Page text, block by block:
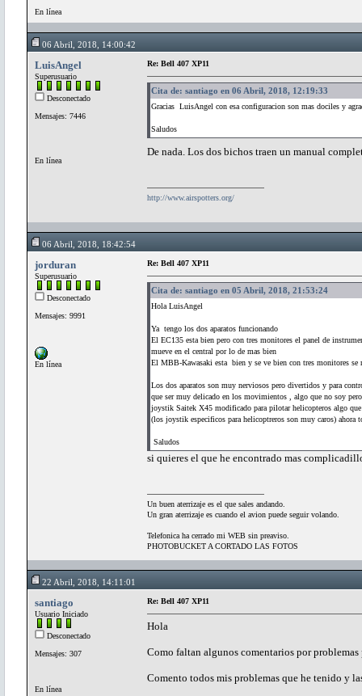
En línea
06 Abril, 2018, 14:00:42
LuisAngel
Superusuario
Desconectado
Mensajes: 7446
En línea
Re: Bell 407 XP11
Cita de: santiago en 06 Abril, 2018, 12:19:33
Gracias LuisAngel con esa configuracion son mas dociles y
Saludos
De nada. Los dos bichos traen un manual
http://www.airspotters.org/
06 Abril, 2018, 18:42:54
jorduran
Superusuario
Desconectado
Mensajes: 9991
En línea
Re: Bell 407 XP11
Cita de: santiago en 05 Abril, 2018, 21:53:24
Hola LuisAngel
Ya tengo los dos aparatos funcionando
El EC135 esta bien pero con tres monitores el panel de
mueve en el central por
El MBB-Kawasaki esta bien y se ve bien con tres monitores se
Los dos aparatos son muy nerviosos pero divertidos y para
que ser muy delicado en los movimientos , algo que no soy
joystik Saitek X45 modificado para pilotar helicopteros algo
(los joystik especificos para helicoptreros son muy caros) ahora
si quieres el que he encontrado mas
Un buen aterrizaje es el que sales andando.
Un gran aterrizaje es cuando el avion puede seguir volando.
Telefonica ha cerrado mi WEB sin preaviso.
PHOTOBUCKET A CORTADO LAS FOTOS
22 Abril, 2018, 14:11:01
santiago
Usuario Iniciado
Desconectado
Mensajes: 307
En línea
Re: Bell 407 XP11
Hola
Como faltan algunos comentarios por
Comento todos mis problemas que he tenido y